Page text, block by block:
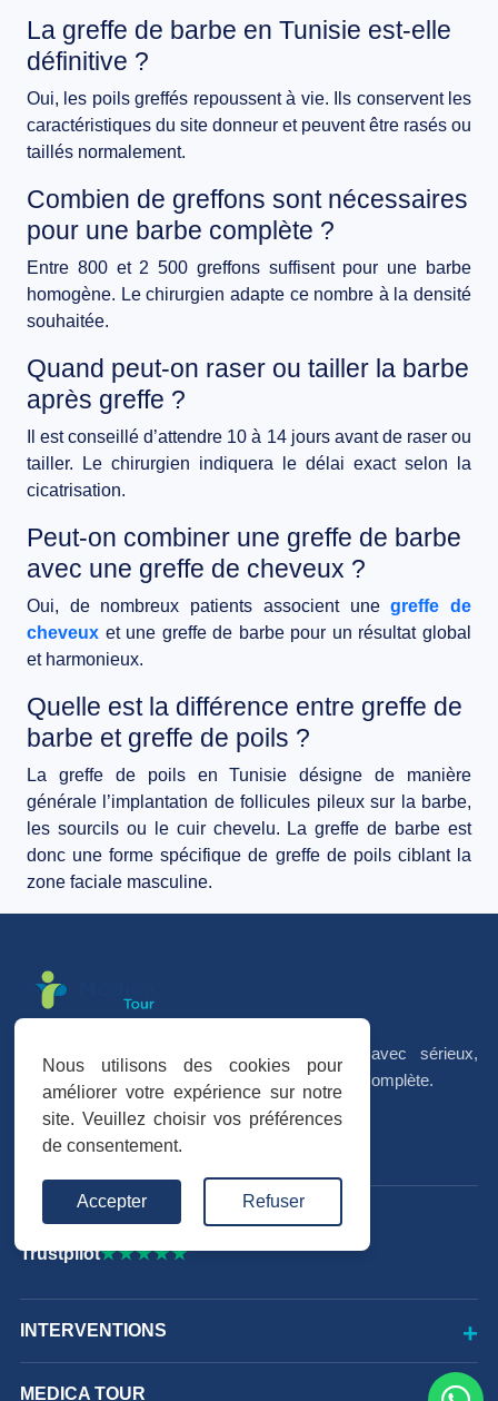
La greffe de barbe en Tunisie est-elle
définitive ?
Oui, les poils greffés repoussent à vie. Ils conservent les
caractéristiques du site donneur et peuvent être rasés ou
taillés normalement.
Combien de greffons sont nécessaires
pour une barbe complète ?
Entre 800 et 2 500 greffons suffisent pour une barbe
homogène. Le chirurgien adapte ce nombre à la densité
souhaitée.
Quand peut-on raser ou tailler la barbe
après greffe ?
Il est conseillé d’attendre 10 à 14 jours avant de raser ou
tailler. Le chirurgien indiquera le délai exact selon la
cicatrisation.
Peut-on combiner une greffe de barbe
avec une greffe de cheveux ?
Oui, de nombreux patients associent unegreffe de
cheveux et une greffe de barbe pour un résultat global
et harmonieux.
Quelle est la différence entre greffe de
barbe et greffe de poils ?
La greffe de poils en Tunisie désigne de manière
générale l’implantation de follicules pileux sur la barbe,
les sourcils ou le cuir chevelu. La greffe de barbe est
donc une forme spécifique de greffe de poils ciblant la
zone faciale masculine.
Votre séjour médical en Tunisie, organisé avec sérieux,
accompagnement personnalisé et coordination complète.
f I in
Avis vérifiés
Trustpilot★★★★★
INTERVENTIONS
MEDICA TOUR
Nous utilisons des cookies pour
améliorer votre expérience sur notre
site. Veuillez choisir vos préférences
de consentement.
Accepter Refuser